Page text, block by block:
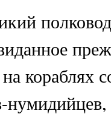
кораблях